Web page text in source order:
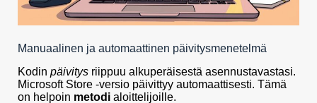
Manuaalinen ja automaattinen päivitysmenetelmä
Kodin päivitys riippuu alkuperäisestä asennustavastasi.
Microsoft Store -versio päivittyy automaattisesti. Tämä
on helpoin metodi aloittelijoille.